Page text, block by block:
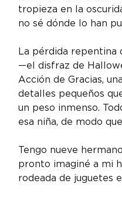
tropieza en la
no sé dónde lo han
La pérdida repentina
—el disfraz de
Acción de Gracias,
detalles pequeños
un peso inmenso.
esa niña, de modo
Tengo nueve
pronto imaginé a mi
rodeada de juguetes